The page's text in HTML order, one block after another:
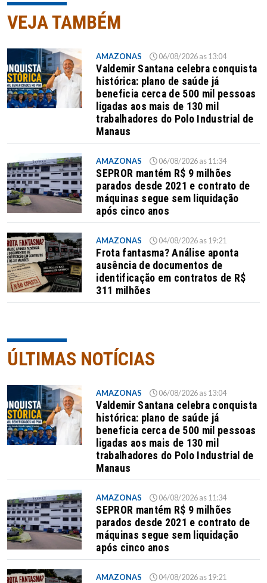
VEJA TAMBÉM
AMAZONAS 06/08/2026 as 13:04
Valdemir Santana celebra conquista
histórica: plano de saúde já
beneficia cerca de 500 mil pessoas
ligadas aos mais de 130 mil
trabalhadores do Polo Industrial de
Manaus
AMAZONAS 06/08/2026 as 11:34
SEPROR mantém R$ 9 milhões
parados desde 2021 e contrato de
máquinas segue sem liquidação
após cinco anos
AMAZONAS 04/08/2026 as 19:21
Frota fantasma? Análise aponta
ausência de documentos de
identificação em contratos de R$
311 milhões
ÚLTIMAS NOTÍCIAS
AMAZONAS 06/08/2026 as 13:04
Valdemir Santana celebra conquista
histórica: plano de saúde já
beneficia cerca de 500 mil pessoas
ligadas aos mais de 130 mil
trabalhadores do Polo Industrial de
Manaus
AMAZONAS 06/08/2026 as 11:34
SEPROR mantém R$ 9 milhões
parados desde 2021 e contrato de
máquinas segue sem liquidação
após cinco anos
AMAZONAS 04/08/2026 as 19:21